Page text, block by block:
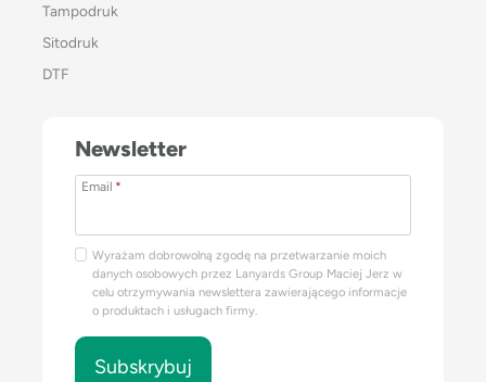
Tampodruk
Sitodruk
DTF
Newsletter
Email *
Wyrażam dobrowolną zgodę na przetwarzanie moich
danych osobowych przez Lanyards Group Maciej Jerz w
celu otrzymywania newslettera zawierającego informacje
o produktach i usługach firmy.
Subskrybuj